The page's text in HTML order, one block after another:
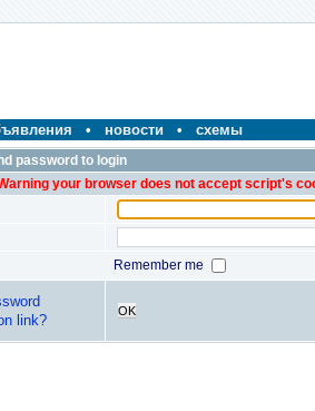
• новости • схемы
password to login
your browser does not accept script's
Remember me
link?
OK